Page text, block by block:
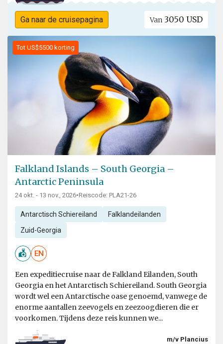
Ga naar de cruisepagina Van 3050 USD
Tot US$5500 korting
Falkland Islands – South Georgia –
Antarctic Peninsula
24 okt. - 13 nov., 2026•Reiscode: PLA21-26
Antarctisch Schiereiland Falklandeilanden
Zuid-Georgia
EN
Een expeditiecruise naar de Falkland Eilanden, South
Georgia en het Antarctisch Schiereiland. South Georgia
wordt wel een Antarctische oase genoemd, vanwege de
enorme aantallen zeevogels en zeezoogdieren die er
voorkomen. Tijdens deze reis kunnen we...
m/v Plancius